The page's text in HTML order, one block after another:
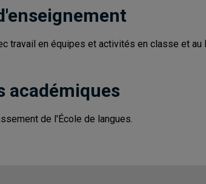
travail en équipes et activités en classe et au
académiques
de l'École de langues.